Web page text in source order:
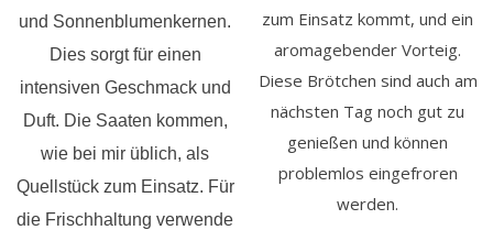
und Sonnenblumenkernen.
Dies sorgt für einen
intensiven Geschmack und
Duft. Die Saaten kommen,
wie bei mir üblich, als
Quellstück zum Einsatz. Für
die Frischhaltung verwende
zum Einsatz kommt, und ein
aromagebender Vorteig.
Diese Brötchen sind auch am
nächsten Tag noch gut zu
genießen und können
problemlos eingefroren
werden.